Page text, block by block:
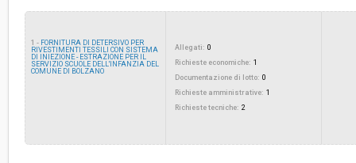
Costi di sicurezza non soggetti a
ribasso:
-
1 - FORNITURA DI DETERSIVO PER
RIVESTIMENTI TESSILI CON SISTEMA
DI INIEZIONE - ESTRAZIONE PER IL
SERVIZIO SCUOLE DELL'INFANZIA DEL
COMUNE DI BOLZANO
Allegati: 0
Richieste economiche: 1
Documentazione di lotto: 0
Richieste amministrative: 1
Richieste tecniche: 2